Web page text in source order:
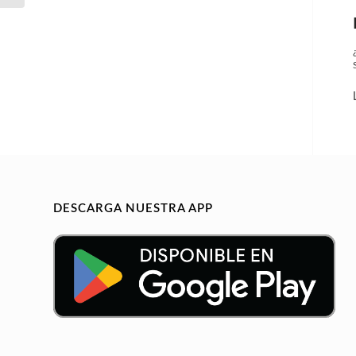
DESCARGA NUESTRA APP